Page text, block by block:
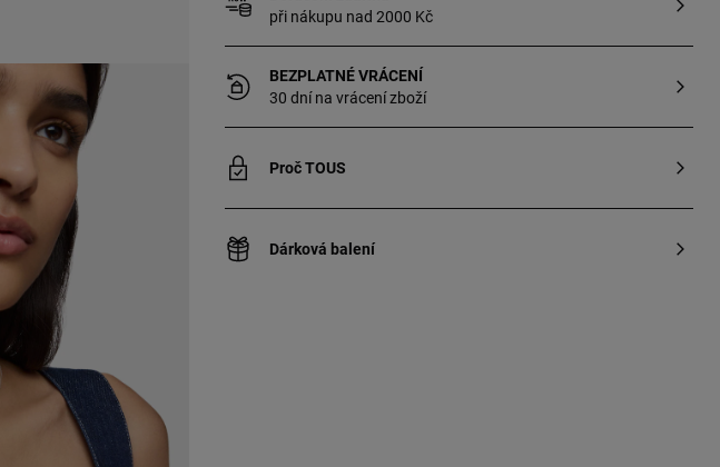
karabinku.
při nákupu nad 2000 Kč
BEZPLATNÉ VRÁCENÍ
30 dní na vrácení zboží
Proč TOUS
Dárková balení